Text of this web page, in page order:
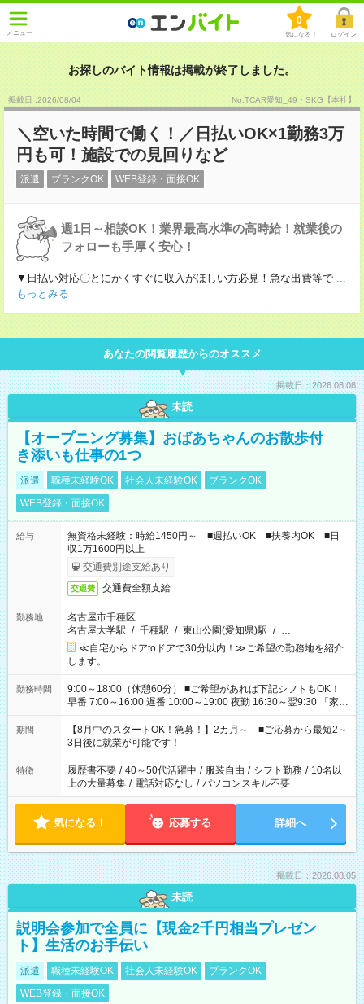
メニュー
0
気になる！ ログイン
お探しのバイト情報は掲載が終了しました。
掲載日 :2026/08/04 No.TCAR愛知_49・SKG【本社】
＼空いた時間で働く！／日払いOK×1勤務3万
円も可！施設での見回りなど
派遣 ブランクOK WEB登録・面接OK
週1日～相談OK！業界最高水準の高時給！就業後の
フォローも手厚く安心！
▼日払い対応〇とにかくすぐに収入がほしい方必見！急な出費等で ...
もっとみる
あなたの閲覧履歴からのオススメ
掲載日：2026.08.08
未読
【オープニング募集】おばあちゃんのお散歩付
き添いも仕事の1つ
派遣 職種未経験OK 社会人未経験OK
ブランクOK
WEB登録・面接OK
給与
無資格未経験：時給1450円～ ■週払いOK ■扶養内OK ■日
収1万1600円以上
交通費別途支給あり
交通費 交通費全額支給
勤務地
名古屋市千種区
名古屋大学駅 / 千種駅 / 東山公園(愛知県)駅 / …
≪自宅からドアtoドアで30分以内！≫ご希望の勤務地を紹介
します。
勤務時間
9:00～18:00（休憩60分） ■ご希望があれば下記シフトもOK！
早番 7:00～16:00 遅番 10:00～19:00 夜勤 16:30～翌9:30 「家族
と休みを合わせたい」 「余裕を持って夕飯の準備がしたい」
「できれば残業はしたくない」 など、ご希望を教えてください
ね。 ※Wワーク希望の方へ 今ご覧のお仕事で希望する勤務時間
と、もう1つのお仕事の勤務時間。 合計で週40時間を超える場
合は応募できません。
期間
【8月中のスタートOK！急募！】2カ月～ ■ご応募から最短2～
3日後に就業が可能です！
特徴 履歴書不要 / 40～50代活躍中 / 服装自由 / シフト勤務 / 10名以
上の大量募集 / 電話対応なし / パソコンスキル不要
気になる！ 応募する 詳細へ
掲載日：2026.08.05
未読
説明会参加で全員に【現金2千円相当プレゼン
ト】生活のお手伝い
派遣 職種未経験OK 社会人未経験OK
ブランクOK
WEB登録・面接OK